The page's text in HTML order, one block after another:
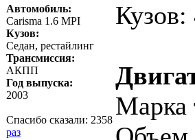
Автомобиль:
Carisma 1.6 MPI
Кузов:
Седан, рестайлинг
Трансмиссия:
АКПП
Год выпуска:
2003
Спасибо сказали: 2358
раз
Кузов:
Марка